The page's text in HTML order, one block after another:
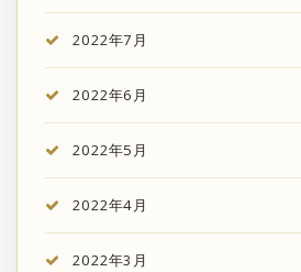
2022年7月
2022年6月
2022年5月
2022年4月
2022年3月